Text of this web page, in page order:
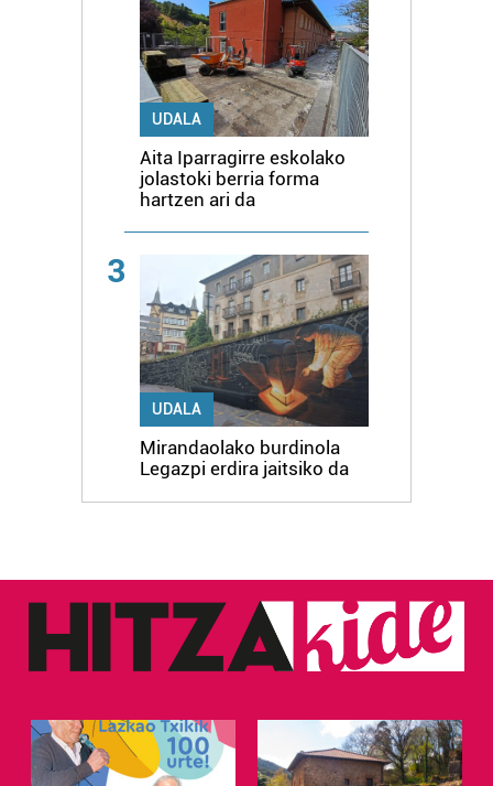
UDALA
Aita Iparragirre eskolako
jolastoki berria forma
hartzen ari da
3
UDALA
Mirandaolako burdinola
Legazpi erdira jaitsiko da